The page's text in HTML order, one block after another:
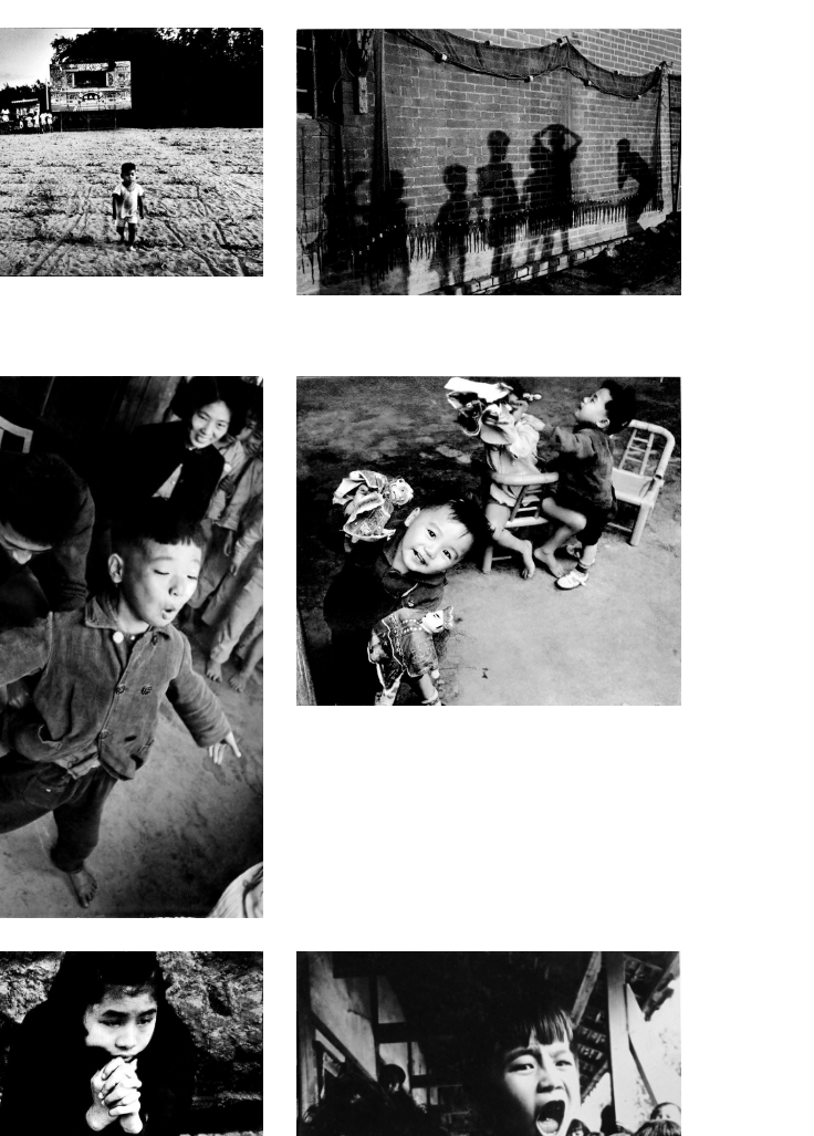
究與探索，黃季瀛逐步掌握
以鏡頭代替雙眼，記錄時代
影群」拍攝「國家一級古
更蒐集資料，寫下這些古建
特展，並出版了《鄉土影展
行萬里路」的實踐。1988年
甚至蒙古、新疆等地。透
餘，他更以生動的文字記錄
亞、歐美等國，以鏡頭代替
續耕耘十多年後，1999 年
表專欄文章，介紹世界知
貢獻。六十多年來，黃季瀛
，透過鏡頭，呈現出攝影家
者從中感受到幸福滋味。